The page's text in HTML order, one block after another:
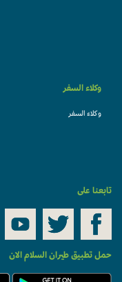
وكلاء السفر
وكلاء السفر
تابعنا على
حمل تطبيق طيران السلام الان